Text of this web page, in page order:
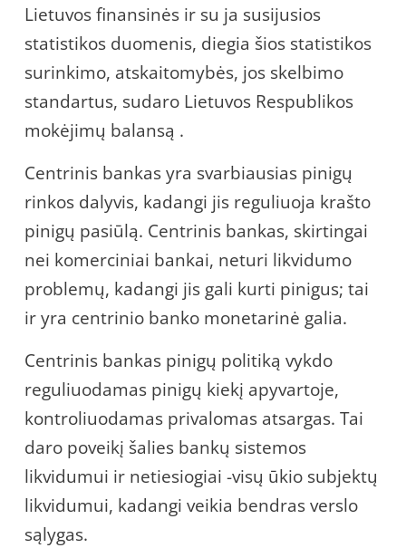
Lietuvos finansinės ir su ja susijusios
statistikos duomenis, diegia šios statistikos
surinkimo, atskaitomybės, jos skelbimo
standartus, sudaro Lietuvos Respublikos
mokėjimų balansą .
Centrinis bankas yra svarbiausias pinigų
rinkos dalyvis, kadangi jis reguliuoja krašto
pinigų pasiūlą. Centrinis bankas, skirtingai
nei komerciniai bankai, neturi likvidumo
problemų, kadangi jis gali kurti pinigus; tai
ir yra centrinio banko monetarinė galia.
Centrinis bankas pinigų politiką vykdo
reguliuodamas pinigų kiekį apyvartoje,
kontroliuodamas privalomas atsargas. Tai
daro poveikį šalies bankų sistemos
likvidumui ir netiesiogiai -visų ūkio subjektų
likvidumui, kadangi veikia bendras verslo
sąlygas.